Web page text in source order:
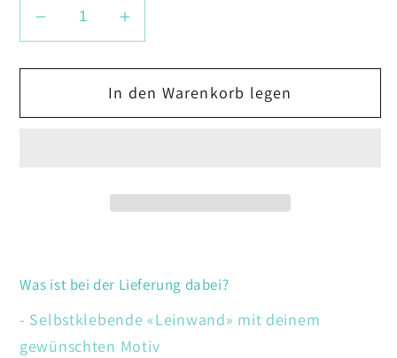
Verringere
Menge
Vögel
Erhöhe
Menge
für
Vögel
In den Warenkorb legen
Was ist bei der Lieferung dabei?
- Selbstklebende «Leinwand» mit deinem
gewünschten Motiv